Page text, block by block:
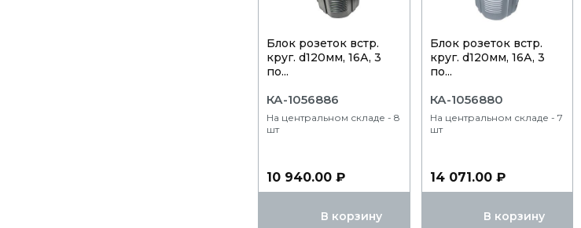
Блок розеток встр.
круг. d120мм, 16А, 3
по...
КА-1056886
На центральном складе - 8
шт
10 940.00 ₽
В корзину
Блок розеток встр.
круг. d120мм, 16А, 3
по...
КА-1056880
На центральном складе - 7
шт
14 071.00 ₽
В корзину